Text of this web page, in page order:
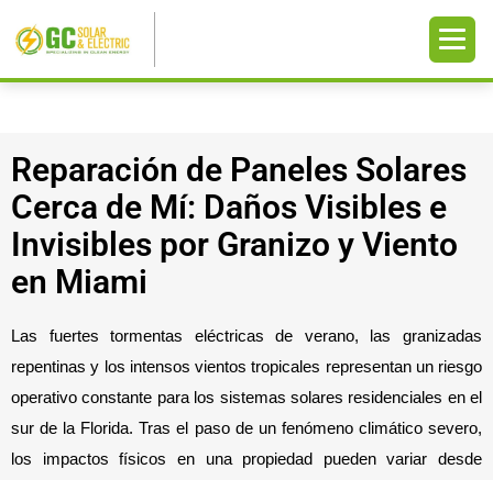
Reparación de Paneles Solares
Cerca de Mí: Daños Visibles e
Invisibles por Granizo y Viento
en Miami
Las fuertes tormentas eléctricas de verano, las granizadas
repentinas y los intensos vientos tropicales representan un riesgo
operativo constante para los sistemas solares residenciales en el
sur de la Florida. Tras el paso de un fenómeno climático severo,
los impactos físicos en una propiedad pueden variar desde